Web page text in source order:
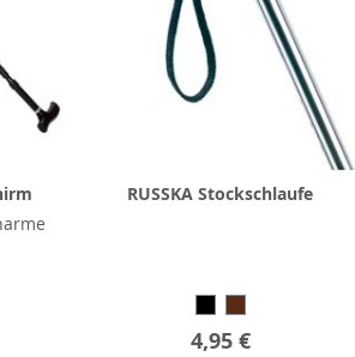
RUSSKA Stockschlaufe
4,95 €